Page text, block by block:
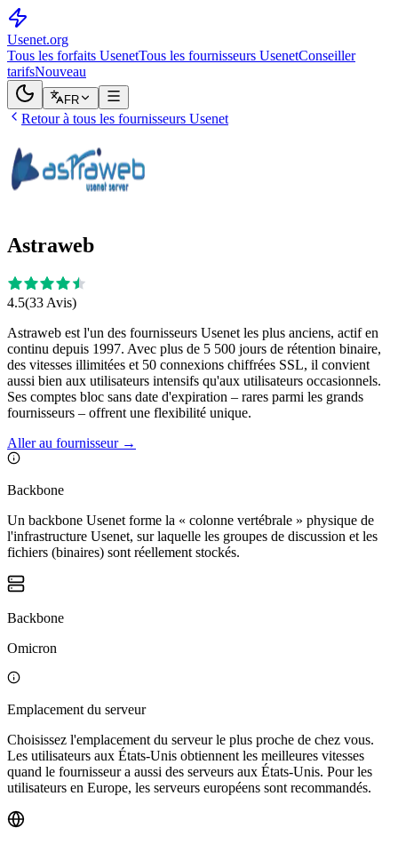
Usenet.org
Tous les forfaits UsenetTous les fournisseurs UsenetConseiller
tarifsNouveau
FR
Retour à tous les fournisseurs Usenet
Astraweb
4.5(33 Avis)
Astraweb est l'un des fournisseurs Usenet les plus anciens, actif en
continu depuis 1997. Avec plus de 5 500 jours de rétention binaire,
des vitesses illimitées et 50 connexions chiffrées SSL, il convient
aussi bien aux utilisateurs intensifs qu'aux utilisateurs occasionnels.
Ses comptes bloc sans date d'expiration – rares parmi les grands
fournisseurs – offrent une flexibilité unique.
Aller au fournisseur→
Backbone
Un backbone Usenet forme la « colonne vertébrale » physique de
l'infrastructure Usenet, sur laquelle les groupes de discussion et les
fichiers (binaires) sont réellement stockés.
Backbone
Omicron
Emplacement du serveur
Choisissez l'emplacement du serveur le plus proche de chez vous.
Les utilisateurs aux États-Unis obtiennent les meilleures vitesses
quand le fournisseur a aussi des serveurs aux États-Unis. Pour les
utilisateurs en Europe, les serveurs européens sont recommandés.